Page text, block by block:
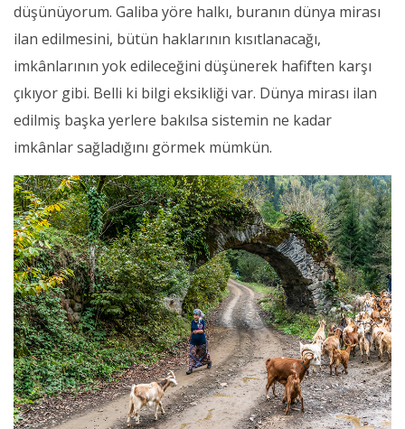
düşünüyorum. Galiba yöre halkı, buranın dünya mirası
ilan edilmesini, bütün haklarının kısıtlanacağı,
imkânlarının yok edileceğini düşünerek hafiften karşı
çıkıyor gibi. Belli ki bilgi eksikliği var. Dünya mirası ilan
edilmiş başka yerlere bakılsa sistemin ne kadar
imkânlar sağladığını görmek mümkün.